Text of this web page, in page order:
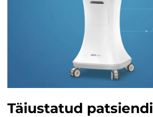
Täiustatud patsiendi